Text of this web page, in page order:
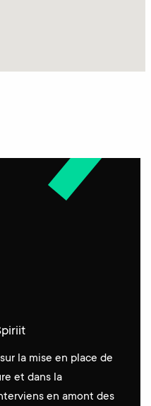
la mise en place de
et dans la
en amont des